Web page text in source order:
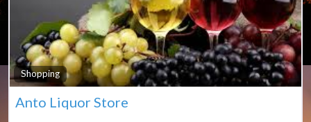
Shopping
Anto Liquor Store